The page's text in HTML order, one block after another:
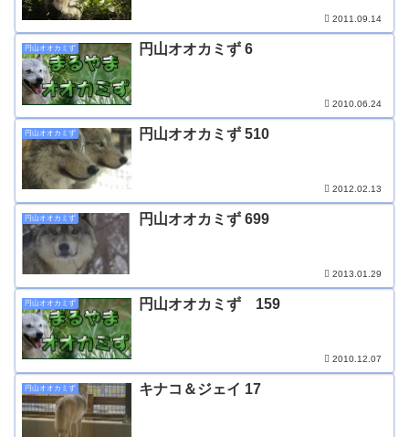
2011.09.14
円山オオカミず 円山オオカミず 6
2010.06.24
円山オオカミず 円山オオカミず 510
2012.02.13
円山オオカミず 円山オオカミず 699
2013.01.29
円山オオカミず 円山オオカミず 159
2010.12.07
円山オオカミず キナコ＆ジェイ 17